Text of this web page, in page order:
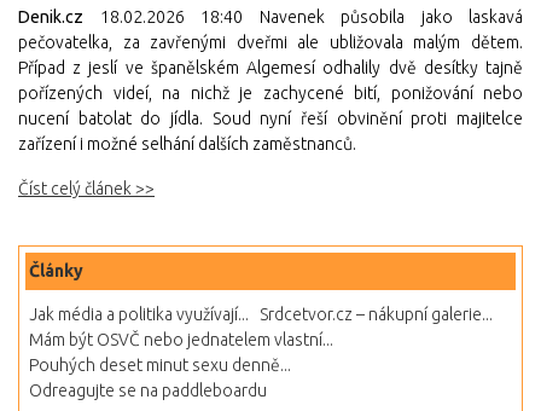
Denik.cz 18.02.2026 18:40 Navenek působila jako laskavá
pečovatelka, za zavřenými dveřmi ale ubližovala malým dětem.
Případ z jeslí ve španělském Algemesí odhalily dvě desítky tajně
pořízených videí, na nichž je zachycené bití, ponižování nebo
nucení batolat do jídla. Soud nyní řeší obvinění proti majitelce
zařízení i možné selhání dalších zaměstnanců.
Číst celý článek >>
Články
Jak média a politika využívají...
Srdcetvor.cz – nákupní galerie...
Mám být OSVČ nebo jednatelem vlastní...
Pouhých deset minut sexu denně...
Odreagujte se na paddleboardu